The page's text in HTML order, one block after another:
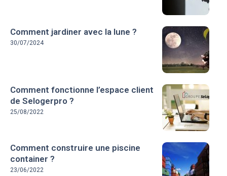
Comment jardiner avec la lune ?
30/07/2024
Comment fonctionne l’espace client
de Selogerpro ?
25/08/2022
Comment construire une piscine
container ?
23/06/2022